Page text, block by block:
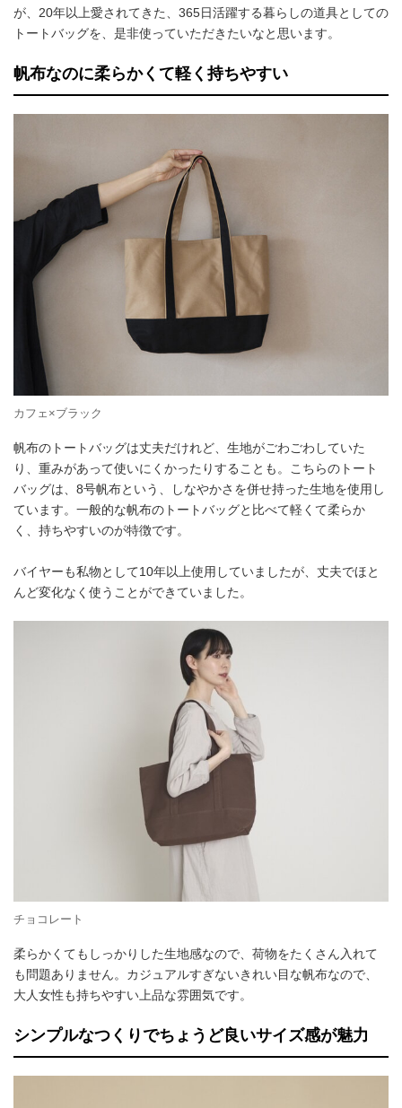
が、20年以上愛されてきた、365日活躍する暮らしの道具としての
トートバッグを、是非使っていただきたいなと思います。
帆布なのに柔らかくて軽く持ちやすい
カフェ×ブラック
帆布のトートバッグは丈夫だけれど、生地がごわごわしていた
り、重みがあって使いにくかったりすることも。こちらのトート
バッグは、8号帆布という、しなやかさを併せ持った生地を使用し
ています。一般的な帆布のトートバッグと比べて軽くて柔らか
く、持ちやすいのが特徴です。
バイヤーも私物として10年以上使用していましたが、丈夫でほと
んど変化なく使うことができていました。
チョコレート
柔らかくてもしっかりした生地感なので、荷物をたくさん入れて
も問題ありません。カジュアルすぎないきれい目な帆布なので、
大人女性も持ちやすい上品な雰囲気です。
シンプルなつくりでちょうど良いサイズ感が魅力